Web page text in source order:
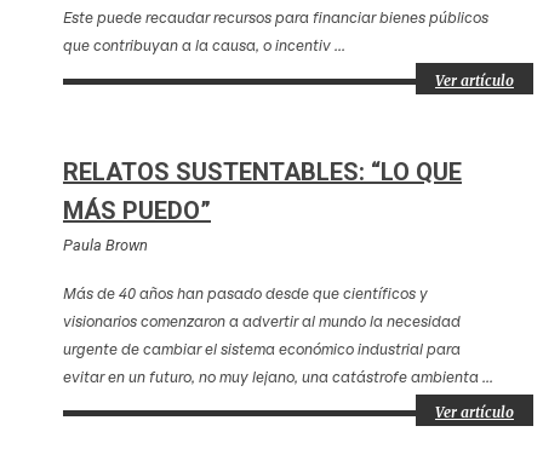
Este puede recaudar recursos para financiar bienes públicos
que contribuyan a la causa, o incentiv ...
Ver artículo
RELATOS SUSTENTABLES: “LO QUE
MÁS PUEDO”
Paula Brown
Más de 40 años han pasado desde que científicos y
visionarios comenzaron a advertir al mundo la necesidad
urgente de cambiar el sistema económico industrial para
evitar en un futuro, no muy lejano, una catástrofe ambienta ...
Ver artículo